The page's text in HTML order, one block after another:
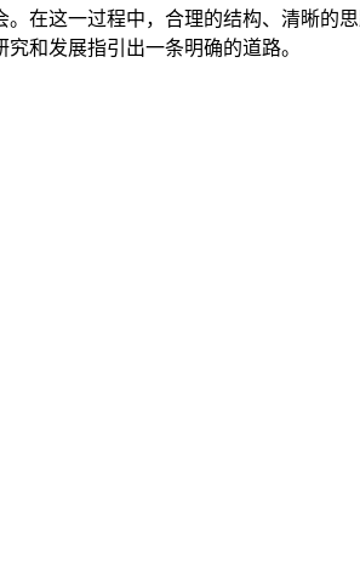
在这一过程中，合理的结构、清晰的
和发展指引出一条明确的道路。